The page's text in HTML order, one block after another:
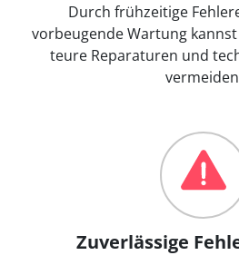
Durch frühzeitige
vorbeugende Wartung
teure Reparaturen und
Zuverlässige